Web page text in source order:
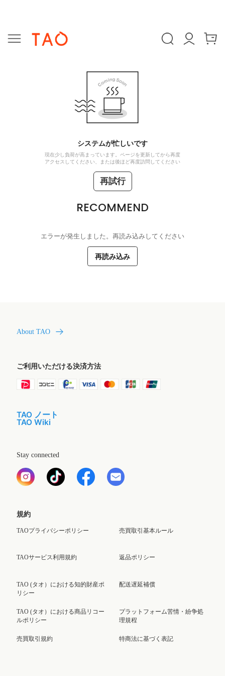
システムが忙しいです
現在少し負荷が高まっています。ページを更新してから再度
アクセスしてください、または後ほど再度訪問してください
再試行
RECOMMEND
エラーが発生しました。再読み込みしてください
再読み込み
About TAO
ご利用いただける決済方法
TAO ノート
TAO Wiki
Stay connected
規約
TAOプライバシーポリシー
TAOサービス利用規約
TAO (タオ）における知的財産ポ
リシー
TAO (タオ）における商品リコー
ルポリシー
売買取引規約
売買取引基本ルール
返品ポリシー
配送遅延補償
プラットフォーム苦情・紛争処
理規程
特商法に基づく表記